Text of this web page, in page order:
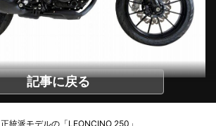
記事に戻る
正統派モデルの「LEONCINO 250」